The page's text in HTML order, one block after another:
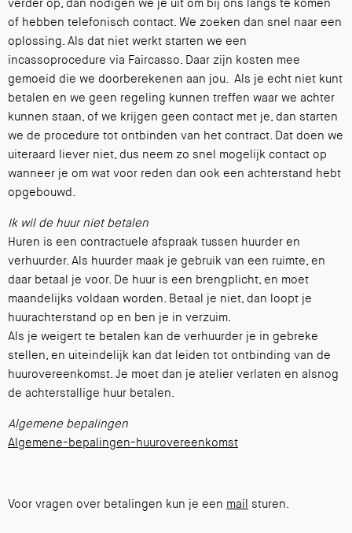
verder op, dan nodigen we je uit om bij ons langs te komen
of hebben telefonisch contact. We zoeken dan snel naar een
oplossing. Als dat niet werkt starten we een
incassoprocedure via Faircasso. Daar zijn kosten mee
gemoeid die we doorberekenen aan jou. Als je echt niet kunt
betalen en we geen regeling kunnen treffen waar we achter
kunnen staan, of we krijgen geen contact met je, dan starten
we de procedure tot ontbinden van het contract. Dat doen we
uiteraard liever niet, dus neem zo snel mogelijk contact op
wanneer je om wat voor reden dan ook een achterstand hebt
opgebouwd.
Ik wil de huur niet betalen
Huren is een contractuele afspraak tussen huurder en
verhuurder. Als huurder maak je gebruik van een ruimte, en
daar betaal je voor. De huur is een brengplicht, en moet
maandelijks voldaan worden. Betaal je niet, dan loopt je
huurachterstand op en ben je in verzuim.
Als je weigert te betalen kan de verhuurder je in gebreke
stellen, en uiteindelijk kan dat leiden tot ontbinding van de
huurovereenkomst. Je moet dan je atelier verlaten en alsnog
de achterstallige huur betalen.
Algemene bepalingen
Algemene-bepalingen-huurovereenkomst
Voor vragen over betalingen kun je een mail sturen.